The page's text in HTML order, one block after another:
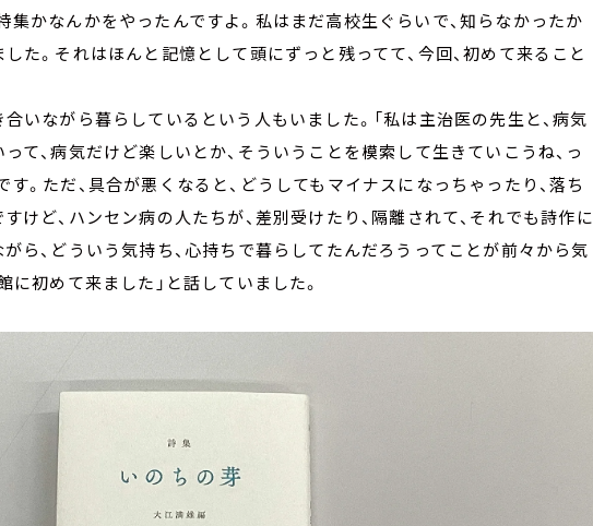
集かなんかをやったんですよ。私はまだ高校生ぐらいで、知らなかったか
た。それはほんと記憶として頭にずっと残ってて、今回、初めて来ること
いながら暮らしているという人もいました。「私は主治医の先生と、病気
て、病気だけど楽しいとか、そういうことを模索して生きていこうね、っ
。ただ、具合が悪くなると、どうしてもマイナスになっちゃったり、落ち
けど、ハンセン病の人たちが、差別受けたり、隔離されて、それでも詩作に
ら、どういう気持ち、心持ちで暮らしてたんだろうってことが前々から気
に初めて来ました」と話していました。